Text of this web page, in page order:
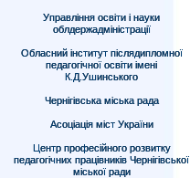
Управління освіти і науки
облдержадміністрації
Обласний інститут післядипломної
педагогічної освіти імені
К.Д.Ушинського
Чернігівська міська рада
Асоціація міст України
Центр професійного розвитку
педагогічних працівників Чернігівської
міської ради